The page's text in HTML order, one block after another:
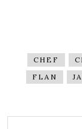
CHEF
FLAN